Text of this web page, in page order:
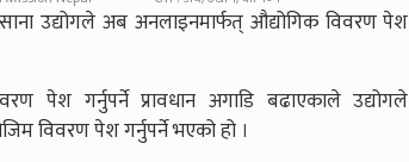
उद्योगले अब अनलाइनमार्फत् औद्योगिक विवरण पेश
पेश गर्नुपर्ने प्रावधान अगाडि बढाएकाले उद्योगले
विवरण पेश गर्नुपर्ने भएको हो ।